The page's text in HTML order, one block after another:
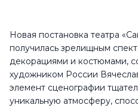
Новая постановка театра
получилась зрелищным
декорациями и костюмами,
художником России
элемент сценографии
уникальную атмосферу,